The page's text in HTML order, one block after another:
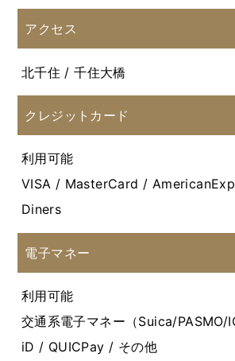
アクセス
北千住 / 千住大橋
クレジットカード
利用可能
VISA / MasterCard /
Diners
電子マネー
利用可能
交通系電子マネー（Suica/PASMO/
iD / QUICPay / その他